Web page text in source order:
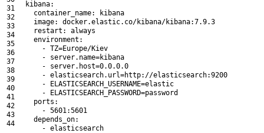
31
32
33
34
35
36
37
38
39
40
41
42
43
44
kibana:
container_name:
kibana
image: docker.elastic.co/kibana/kibana:7.9.3
restart :
always
environment :
- TZ=Europe/Kiev
-
server.name=kibana
-
server.host=0.0.0.0
- elasticsearch.url=http: //elasticsearch:9200
-
ELASTICSEARCH_USERNAME=elastic
-
ELASTICSEARCH_PASSWORD=password
ports :
- 5601 :5601
depends_on:
- elasticsearch